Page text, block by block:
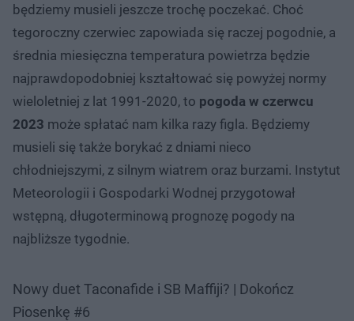
będziemy musieli jeszcze trochę poczekać. Choć
tegoroczny czerwiec zapowiada się raczej pogodnie, a
średnia miesięczna temperatura powietrza będzie
najprawdopodobniej kształtować się powyżej normy
wieloletniej z lat 1991-2020, to pogoda w czerwcu
2023 może spłatać nam kilka razy figla. Będziemy
musieli się także borykać z dniami nieco
chłodniejszymi, z silnym wiatrem oraz burzami. Instytut
Meteorologii i Gospodarki Wodnej przygotował
wstępną, długoterminową prognozę pogody na
najbliższe tygodnie.
Nowy duet Taconafide i SB Maffiji? | Dokończ
Piosenkę #6